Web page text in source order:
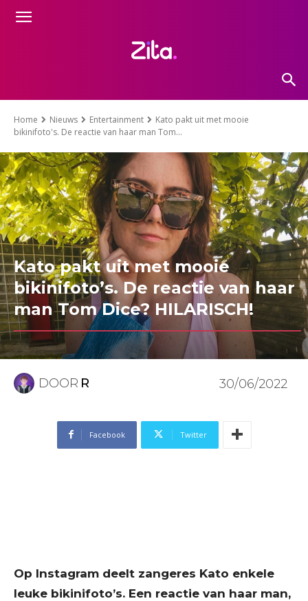
Home Nieuws Entertainment
Kato pakt uit met mooie
bikinifoto's. De reactie van haar man Tom...
Kato pakt uit met mooie
bikinifoto’s. De reactie van haar
man Tom Dice? HILARISCH!
DOOR R 30/06/2022
Facebook Twitter
Op Instagram deelt zangeres Kato enkele
leuke bikinifoto’s. Een reactie van haar man,